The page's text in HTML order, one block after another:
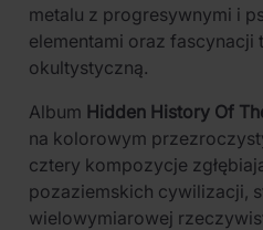
metalu z progresywnymi i
elementami oraz fascynacji
okultystyczną.
Album Hidden History Of
na kolorowym
cztery kompozycje
pozaziemskich cywilizacji,
wielowymiarowej